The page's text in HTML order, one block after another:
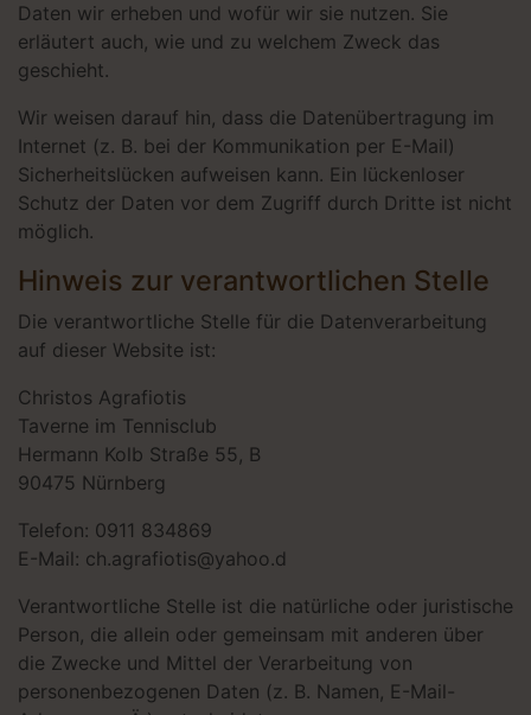
Daten wir erheben und wofür wir sie nutzen. Sie
erläutert auch, wie und zu welchem Zweck das
geschieht.
Wir weisen darauf hin, dass die Datenübertragung im
Internet (z. B. bei der Kommunikation per E-Mail)
Sicherheitslücken aufweisen kann. Ein lückenloser
Schutz der Daten vor dem Zugriff durch Dritte ist nicht
möglich.
Hinweis zur verantwortlichen Stelle
Die verantwortliche Stelle für die Datenverarbeitung
auf dieser Website ist:
Christos Agrafiotis
Taverne im Tennisclub
Hermann Kolb Straße 55, B
90475 Nürnberg
Telefon: 0911 834869
E-Mail: ch.agrafiotis@yahoo.d
Verantwortliche Stelle ist die natürliche oder juristische
Person, die allein oder gemeinsam mit anderen über
die Zwecke und Mittel der Verarbeitung von
personenbezogenen Daten (z. B. Namen, E-Mail-